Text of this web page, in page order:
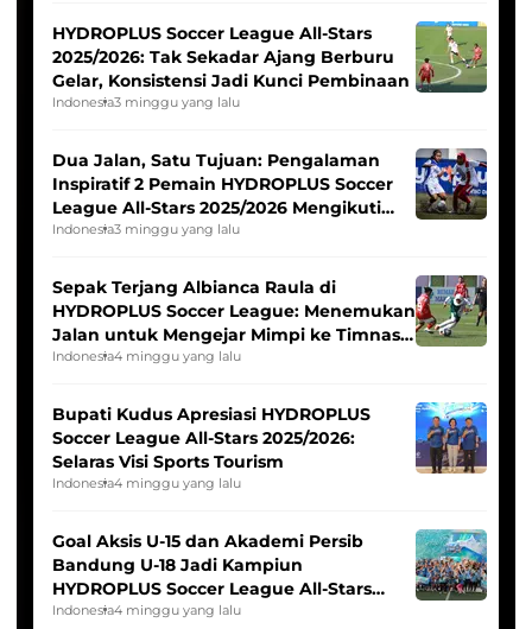
HYDROPLUS Soccer League All-Stars
2025/2026: Tak Sekadar Ajang Berburu
Gelar, Konsistensi Jadi Kunci Pembinaan
Indonesia3 minggu yang lalu
Dua Jalan, Satu Tujuan: Pengalaman
Inspiratif 2 Pemain HYDROPLUS Soccer
League All-Stars 2025/2026 Mengikuti
Seleksi Timnas Indonesia Putri
Indonesia3 minggu yang lalu
Sepak Terjang Albianca Raula di
HYDROPLUS Soccer League: Menemukan
Jalan untuk Mengejar Mimpi ke Timnas
Indonesia Putri
Indonesia4 minggu yang lalu
Bupati Kudus Apresiasi HYDROPLUS
Soccer League All-Stars 2025/2026:
Selaras Visi Sports Tourism
Indonesia4 minggu yang lalu
Goal Aksis U-15 dan Akademi Persib
Bandung U-18 Jadi Kampiun
HYDROPLUS Soccer League All-Stars
2025/2026
Indonesia4 minggu yang lalu